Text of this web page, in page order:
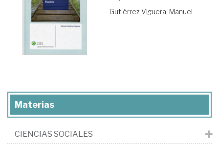
Gutiérrez Viguera, Manuel
Materias
CIENCIAS SOCIALES